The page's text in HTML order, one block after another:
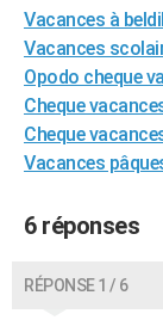
Art de vivre
Bien-être
Loisirs
Mode
Modes de vie
SANTE
Alimentation
Guide de la santé
Maladies
Médicaments
Sommeil
VOYAGE
Destinations
City break
Voyage nature
Voyage de noces
Forum
Climat
+PHOTO
BONS PLANS
CARTE DE VOEUX
Vacances à
Vacances
Opodo cheque
Cheque
Cheque
Vacances
6 réponses
RÉPONSE 1 / 6